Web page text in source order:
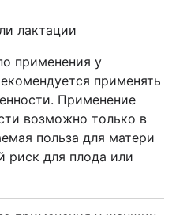
лактации
применения у
применять
Применение
возможно только в
польза для матери
риск для плода или